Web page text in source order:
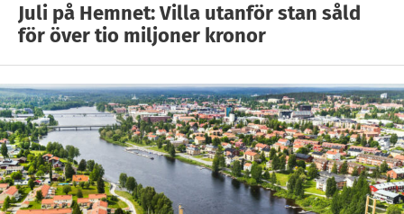
Juli på Hemnet: Villa utanför stan såld
för över tio miljoner kronor